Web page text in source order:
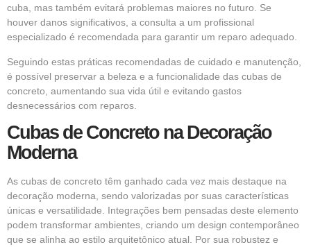
cuba, mas também evitará problemas maiores no futuro. Se
houver danos significativos, a consulta a um profissional
especializado é recomendada para garantir um reparo adequado.
Seguindo estas práticas recomendadas de cuidado e manutenção,
é possível preservar a beleza e a funcionalidade das cubas de
concreto, aumentando sua vida útil e evitando gastos
desnecessários com reparos.
Cubas de Concreto na Decoração
Moderna
As cubas de concreto têm ganhado cada vez mais destaque na
decoração moderna, sendo valorizadas por suas características
únicas e versatilidade. Integrações bem pensadas deste elemento
podem transformar ambientes, criando um design contemporâneo
que se alinha ao estilo arquitetônico atual. Por sua robustez e